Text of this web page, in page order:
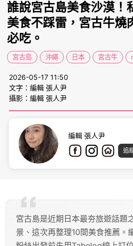
誰說宮古島美食沙漠！
美食不踩雷，宮古牛燒
必吃。
宮古島 沖繩 日本 宮古牛
2026-05-17 11:50
文字：編輯 張人尹
攝影：編輯 張人尹
編輯 張人尹
追
宮古島是近期日本最夯旅遊話題
景、這次再整理10間美食推薦。